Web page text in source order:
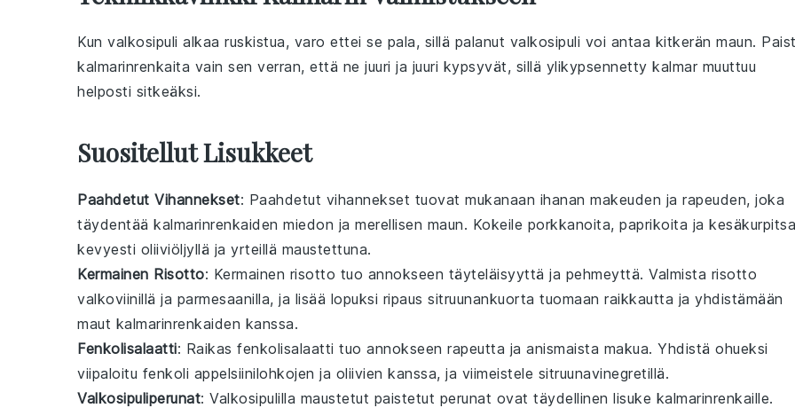
Kun valkosipuli alkaa ruskistua, varo ettei se pala, sillä palanut valkosipuli voi antaa kitkerän maun.
kalmarinrenkaita vain sen verran, että ne juuri ja juuri kypsyvät, sillä ylikypsennetty kalmar muuttuu
helposti sitkeäksi.
Suositellut Lisukkeet
Paahdetut Vihannekset: Paahdetut vihannekset tuovat mukanaan ihanan makeuden ja rapeuden, joka
täydentää kalmarinrenkaiden miedon ja merellisen maun. Kokeile porkkanoita, paprikoita ja
kevyesti oliiviöljyllä ja yrteillä maustettuna.
Kermainen Risotto: Kermainen risotto tuo annokseen täyteläisyyttä ja pehmeyttä. Valmista risotto
valkoviinillä ja parmesaanilla, ja lisää lopuksi ripaus sitruunankuorta tuomaan raikkautta ja yhdistämään
maut kalmarinrenkaiden kanssa.
Fenkolisalaatti: Raikas fenkolisalaatti tuo annokseen rapeutta ja anismaista makua. Yhdistä ohueksi
viipaloitu fenkoli appelsiinilohkojen ja oliivien kanssa, ja viimeistele sitruunavinegretillä.
Valkosipuliperunat: Valkosipulilla maustetut paistetut perunat ovat täydellinen lisuke kalmarinrenkaille.